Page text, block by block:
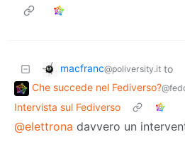
macfranc@poliversity.it to
Che succede nel Fediverso?
Intervista sul Fediverso
@elettrona davvero un